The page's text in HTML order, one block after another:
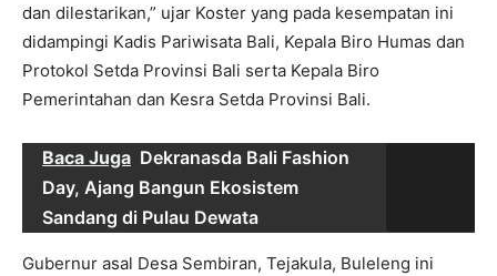
dan dilestarikan,” ujar Koster yang pada kesempatan ini
didampingi Kadis Pariwisata Bali, Kepala Biro Humas dan
Protokol Setda Provinsi Bali serta Kepala Biro
Pemerintahan dan Kesra Setda Provinsi Bali.
Baca Juga Dekranasda Bali Fashion
Day, Ajang Bangun Ekosistem
Sandang di Pulau Dewata
Gubernur asal Desa Sembiran, Tejakula, Buleleng ini